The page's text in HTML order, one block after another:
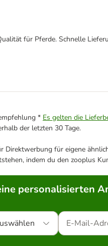
für Pferde. Schnelle
* Es gelten die
der letzten 30 Tage.
für eigene
indem du den zooplus
personalisierten